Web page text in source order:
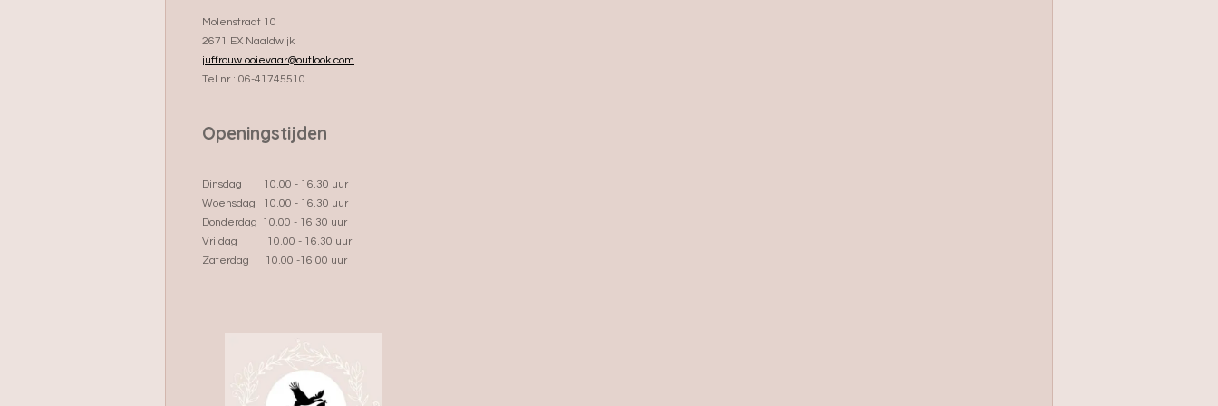
Molenstraat 10
2671 EX Naaldwijk
juffrouw.ooievaar@outlook.com
Tel.nr : 06-41745510
Openingstijden
Dinsdag 10.00 - 16.30 uur
Woensdag 10.00 - 16.30 uur
Donderdag 10.00 - 16.30 uur
Vrijdag 10.00 - 16.30 uur
Zaterdag 10.00 -16.00 uur